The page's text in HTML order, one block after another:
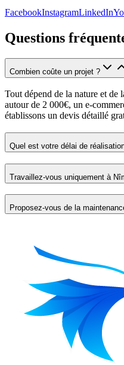
FacebookInstagramLinkedIn
Questions
Combien coûte un projet ?
Tout dépend de la nature et
autour de 2 000€, un e-
établissons un devis détaillé
Quel est votre délai de
Travaillez-vous uniquement à
Proposez-vous de la